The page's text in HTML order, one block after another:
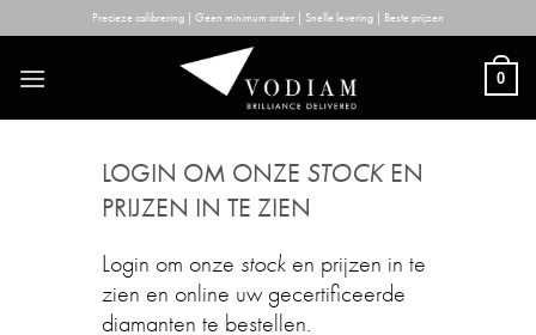
to
content
Precieze calibrering | Geen minimum order | Snelle levering | Beste prijzen
0
LOGIN OM ONZE STOCKEN
PRIJZEN IN TE ZIEN
Login om onze stock en prijzen in te
zien en online uw gecertificeerde
diamanten te bestellen.